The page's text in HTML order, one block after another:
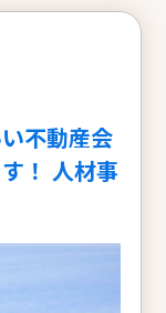
不動産会
！ 人材事